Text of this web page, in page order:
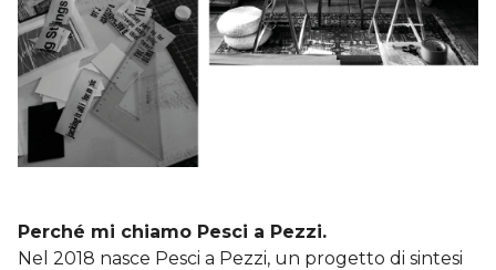
Perché mi chiamo Pesci a Pezzi.
Nel 2018 nasce Pesci a Pezzi, un progetto di sintesi